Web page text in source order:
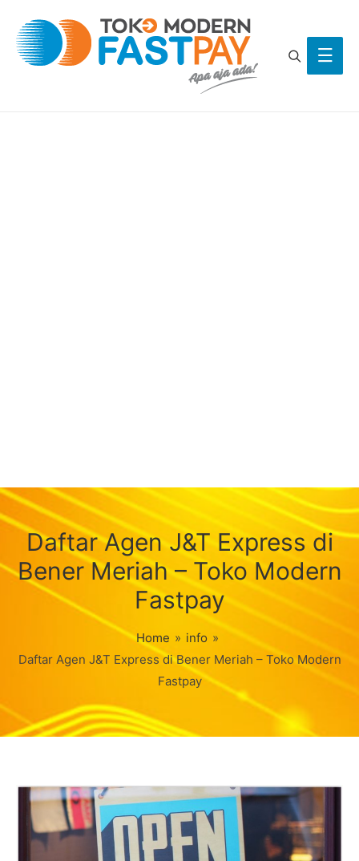
Main
Search
Daftar Agen J&T Express di
Bener Meriah – Toko Modern
Fastpay
Home » info »
Daftar Agen J&T Express di Bener Meriah – Toko Modern
Fastpay